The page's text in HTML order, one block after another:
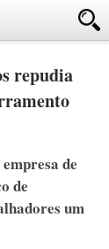
repudia
de
de
um